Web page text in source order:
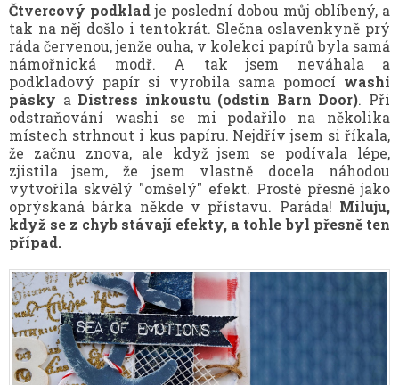
Čtvercový podkladje poslední dobou můj oblíbený, a
tak na něj došlo i tentokrát. Slečna oslavenkyně prý
ráda červenou, jenže ouha, v kolekci papírů byla samá
námořnická modř. A tak jsem neváhala a
podkladový papír si vyrobila sama pomocí washi
pásky a Distress inkoustu (odstín Barn Door). Při
odstraňování washi se mi podařilo na několika
místech strhnout i kus papíru. Nejdřív jsem si říkala,
že začnu znova, ale když jsem se podívala lépe,
zjistila jsem, že jsem vlastně docela náhodou
vytvořila skvělý "omšelý" efekt. Prostě přesně jako
oprýskaná bárka někde v přístavu. Paráda! Miluju,
když se z chyb stávají efekty, a tohle byl přesně ten
případ.